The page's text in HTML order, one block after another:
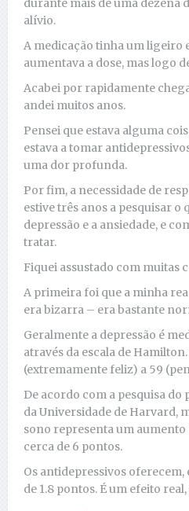
durante mais de uma dezena
alívio.
A medicação tinha um ligeiro
aumentava a dose, mas logo
Acabei por rapidamente
andei muitos anos.
Pensei que estava alguma
estava a tomar
uma dor profunda.
Por fim, a necessidade de
estive três anos a pesquisar o
depressão e a ansiedade, e
tratar.
Fiquei assustado com muitas
A primeira foi que a minha
era bizarra – era bastante
Geralmente a depressão é
através da escala de Hamilton.
(extremamente feliz) a 59
De acordo com a pesquisa
da Universidade de Harvard,
sono representa um aumento
cerca de 6 pontos.
Os antidepressivos
de 1.8 pontos. É um efeito